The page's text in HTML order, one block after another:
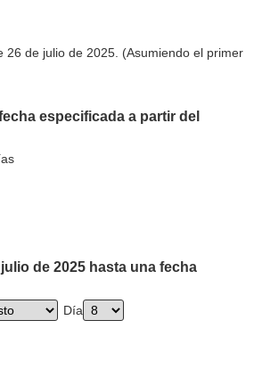
de julio de 2025. (Asumiendo el primer
especificada a partir del
de 2025 hasta una fecha
Día